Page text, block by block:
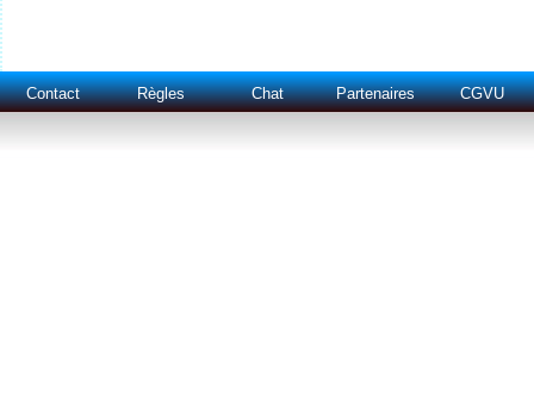
Contact Règles Chat Partenaires CGVU